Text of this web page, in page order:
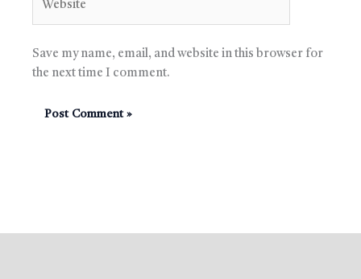
Save my name, email, and website in this browser for
the next time I comment.